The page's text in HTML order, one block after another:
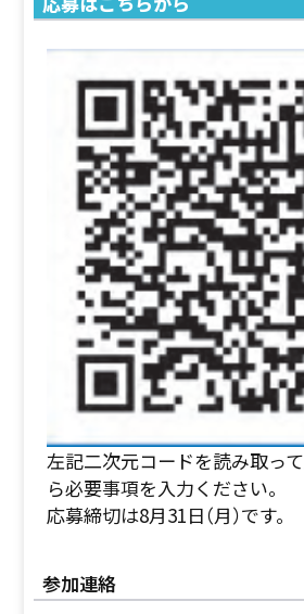
左記二次元コードを読み取って
ら必要事項を入力ください。
応募締切は8月31日（月）です。
参加連絡